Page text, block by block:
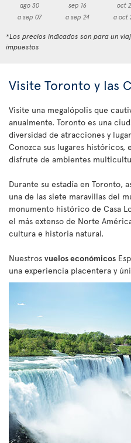
ago 30
a sep 07
sep 16
a sep 24
oct
a oct
*Los precios indicados son para un
impuestos
Visite Toronto y las
Visite una megalópolis que
anualmente. Toronto es una
diversidad de atracciones y
Conozca sus lugares
disfrute de ambientes
Durante su estadía en Toronto,
una de las siete maravillas del
monumento histórico de Casa
el más extenso de Norte
cultura e historia natural.
Nuestros vuelos económicos
una experiencia placentera y